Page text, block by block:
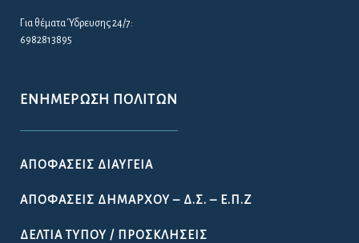
Για θέματα Ύδρευσης 24/7:
6982813895
ΕΝΗΜΈΡΩΣΗ ΠΟΛΙΤΏΝ
ΑΠΟΦΆΣΕΙΣ ΔΙΑΎΓΕΙΑ
ΑΠΟΦΆΣΕΙΣ ΔΗΜΆΡΧΟΥ – Δ.Σ. – Ε.Π.Ζ
ΔΕΛΤΊΑ ΤΎΠΟΥ / ΠΡΟΣΚΛΉΣΕΙΣ